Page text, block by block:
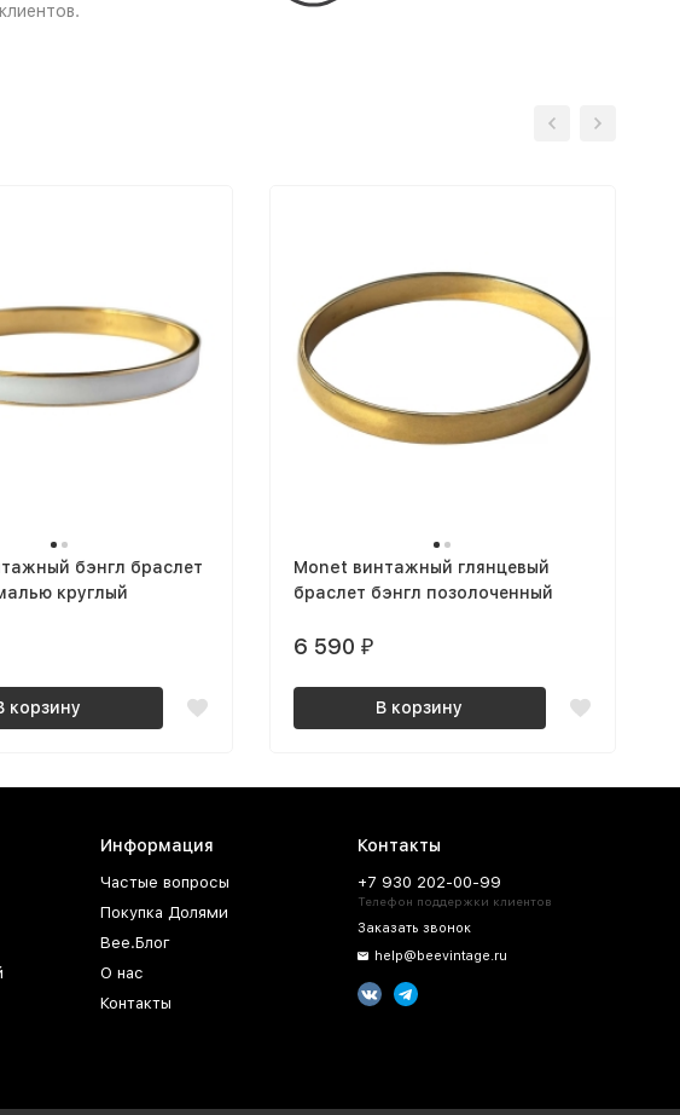
клиентов.
бэнгл браслет
круглый
корзину
Monet винтажный глянцевый
браслет бэнгл позолоченный
6 590 ₽
В корзину
Информация
Частые вопросы
Покупка Долями
Bee.Блог
О нас
Контакты
Контакты
+7 930 202-00-99
Телефон поддержки клиентов
Заказать звонок
help@beevintage.ru